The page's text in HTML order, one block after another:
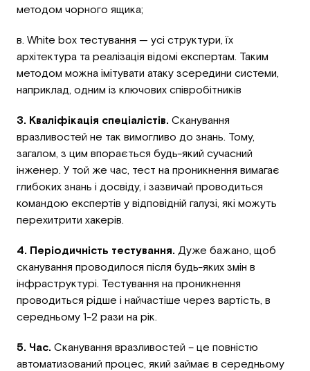
методом чорного ящика;
в. White box тестування — усі структури, їх
архітектура та реалізація відомі експертам. Таким
методом можна імітувати атаку зсередини системи,
наприклад, одним із ключових співробітників
3. Кваліфікація спеціалістів. Сканування
вразливостей не так вимогливо до знань. Тому,
загалом, з цим впорається будь-який сучасний
інженер. У той же час, тест на проникнення вимагає
глибоких знань і досвіду, і зазвичай проводиться
командою експертів у відповідній галузі, які можуть
перехитрити хакерів.
4. Періодичність тестування. Дуже бажано, щоб
сканування проводилося після будь-яких змін в
інфраструктурі. Тестування на проникнення
проводиться рідше і найчастіше через вартість, в
середньому 1-2 рази на рік.
5. Час. Сканування вразливостей – це повністю
автоматизований процес, який займає в середньому